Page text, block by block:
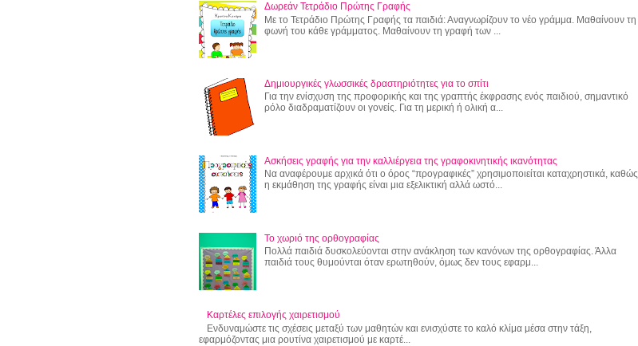
Δωρεάν Τετράδιο Πρώτης Γραφής
Με το Τετράδιο Πρώτης Γραφής τα παιδιά: Αναγνωρίζουν το νέο γράμμα. Μαθαίνουν τη
φωνή του κάθε γράμματος. Μαθαίνουν τη γραφή των ...
Δημιουργικές γλωσσικές δραστηριότητες για το σπίτι
Για την ενίσχυση της προφορικής και της γραπτής έκφρασης ενός παιδιού, σημαντικό
ρόλο διαδραματίζουν οι γονείς. Για τη μερική ή ολική α...
Ασκήσεις γραφής για την καλλιέργεια της γραφοκινητικής ικανότητας
Να αναφέρουμε αρχικά ότι ο όρος “προγραφικές” χρησιμοποιείται καταχρηστικά, καθώς
η εκμάθηση της γραφής είναι μια εξελικτική αλλά ωστό...
Το χωριό της ορθογραφίας
Πολλά παιδιά δυσκολεύονται στην ανάκληση των κανόνων της ορθογραφίας. Άλλα
παιδιά τους θυμούνται όταν ερωτηθούν, όμως δεν τους εφαρμ...
Καρτέλες επιλογής χαιρετισμού
Ενδυναμώστε τις σχέσεις μεταξύ των μαθητών και ενισχύστε το καλό κλίμα μέσα στην τάξη,
εφαρμόζοντας μια ρουτίνα χαιρετισμού με καρτέ...